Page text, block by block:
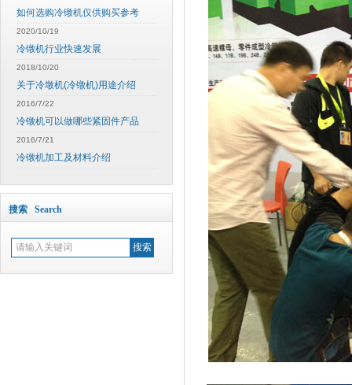
如何选购冷镦机仅供购买参考
2020/10/19
冷镦机行业快速发展
2018/10/20
关于冷墩机(冷镦机)用途介绍
2016/7/22
冷镦机可以做哪些紧固件产品
2016/7/21
冷镦机加工及材料介绍
搜索 Search